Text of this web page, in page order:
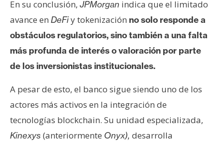
En su conclusión, JPMorgan indica que el limitado
avance en DeFiy tokenización no solo responde a
obstáculos regulatorios, sino también a una falta
más profunda de interés o valoración por parte
de los inversionistas institucionales.
A pesar de esto, el banco sigue siendo uno de los
actores más activos en la integración de
tecnologías blockchain. Su unidad especializada,
Kinexys (anteriormente Onyx), desarrolla